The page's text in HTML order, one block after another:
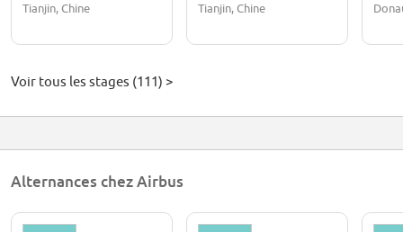
Tianjin, Chine
Tianjin, Chine
Voir tous les stages (111) >
Alternances chez Airbus